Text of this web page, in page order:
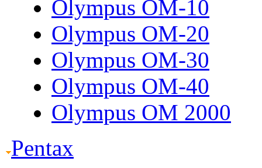
Olympus OM-10
Olympus OM-20
Olympus OM-30
Olympus OM-40
Olympus OM 2000
Pentax